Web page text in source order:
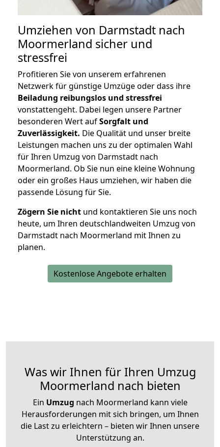
Umziehen von Darmstadt nach
Moormerland sicher und
stressfrei
Profitieren Sie von unserem erfahrenen
Netzwerk für günstige Umzüge oder dass ihre
Beiladung reibungslos und stressfrei
vonstattengeht. Dabei legen unsere Partner
besonderen Wert aufSorgfalt und
Zuverlässigkeit. Die Qualität und unser breite
Leistungen machen uns zu der optimalen Wahl
für Ihren Umzug von Darmstadt nach
Moormerland. Ob Sie nun eine kleine Wohnung
oder ein großes Haus umziehen, wir haben die
passende Lösung für Sie.
Zögern Sie nicht und kontaktieren Sie uns noch
heute, um Ihren deutschlandweiten Umzug von
Darmstadt nach Moormerland mit Ihnen zu
planen.
Kostenlose Angebote erhalten
Was wir Ihnen für Ihren Umzug
Moormerland nach bieten
Ein Umzug nach Moormerland kann viele
Herausforderungen mit sich bringen, um Ihnen
die Last zu erleichtern – bieten wir Ihnen unsere
Unterstützung an.